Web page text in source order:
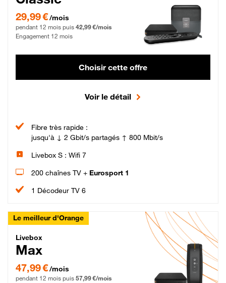
29,99 € par mois pendant 12 mois puis 42,99 € par mois, Engagement 12 mois
29,99 €/mois
pendant 12 mois puis 42,99 €/mois
Engagement 12 mois
Choisir cette offre
Voir le détail
Fibre très rapide :
jusqu'à ↓ 2 Gbit/s partagés ↑ 800 Mbit/s
Livebox S : Wifi 7
200 chaînes TV + Eurosport 1
1 Décodeur TV 6
Le meilleur d'Orange
Livebox Max Fibre
Livebox
Max
47,99 € par mois pendant 12 mois puis 57,99 € par mois, Engagement 12 mois
47,99 €/mois
pendant 12 mois puis 57,99 €/mois